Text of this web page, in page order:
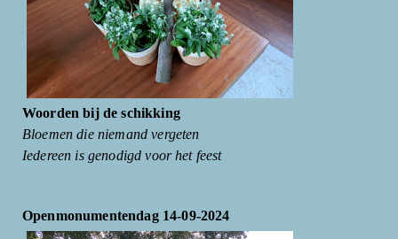
Woorden bij de schikking
Bloemen die niemand vergeten
Iedereen is genodigd voor het feest
Openmonumentendag 14-09-2024